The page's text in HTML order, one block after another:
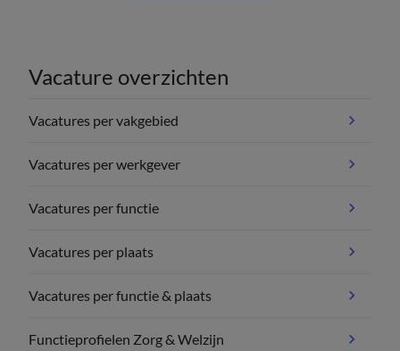
Vacature overzichten
Vacatures per vakgebied
Vacatures per werkgever
Vacatures per functie
Vacatures per plaats
Vacatures per functie & plaats
Functieprofielen Zorg & Welzijn